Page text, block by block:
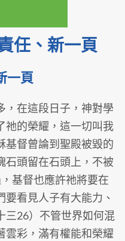
任、新一頁
一頁
，在這段日子，神對學
祂的榮耀，這一切叫我
基督曾論到聖殿被毀的
石頭留在石頭上，不被
基督也應許祂將要在
看見人子有大能力、
三26）不管世界如何混
雲彩，滿有權能和榮耀